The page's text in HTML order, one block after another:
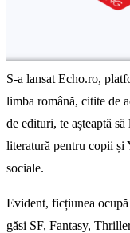
S-a lansat Echo.ro,
limba română, citite de
de edituri, te așteaptă
literatură pentru copii
sociale.
Evident, ficțiunea
găsi SF, Fantasy,